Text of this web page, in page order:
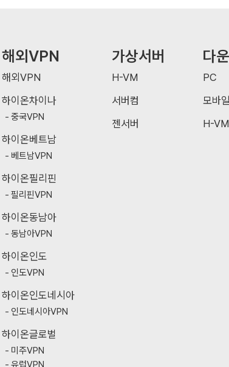
해외VPN
해외VPN
하이온차이나
중국VPN
하이온베트남
베트남VPN
하이온필리핀
필리핀VPN
하이온동남아
동남아VPN
하이온인도
인도VPN
하이온인도네시아
인도네시아VPN
하이온글로벌
미주VPN
유럽VPN
가상서버
H-VM
서버컴
젠서버
다
PC
모바일
H-VM